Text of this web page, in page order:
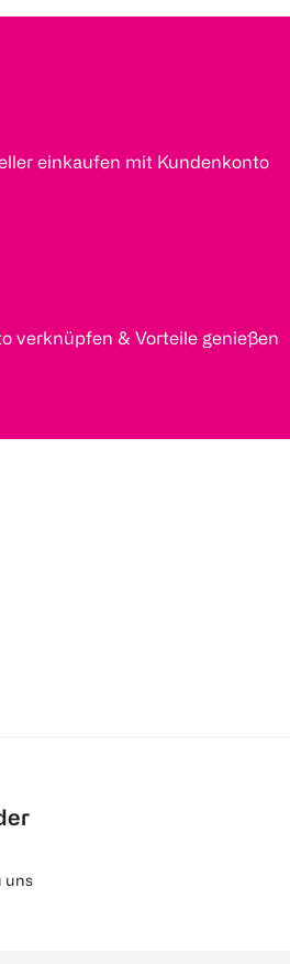
einkaufen mit Kundenkonto
verknüpfen & Vorteile genießen
uns